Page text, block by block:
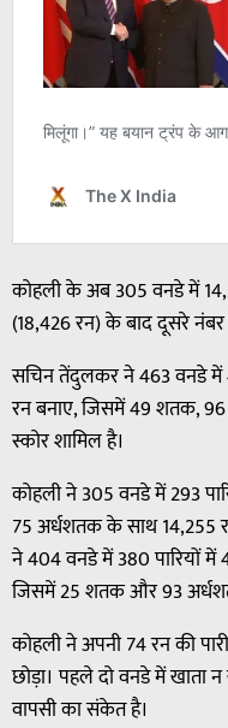
कोहली के अब 305 वनडे में
(18,426 रन) के बाद दूसरे नंबर
सचिन तेंदुलकर ने 463 वनडे में
रन बनाए, जिसमें 49 शतक, 96
स्कोर शामिल है।
कोहली ने 305 वनडे में 293
75 अर्धशतक के साथ 14,255
ने 404 वनडे में 380 पारियों
जिसमें 25 शतक और 93
कोहली ने अपनी 74 रन की
छोड़ा। पहले दो वनडे में खाता
वापसी का संकेत है।